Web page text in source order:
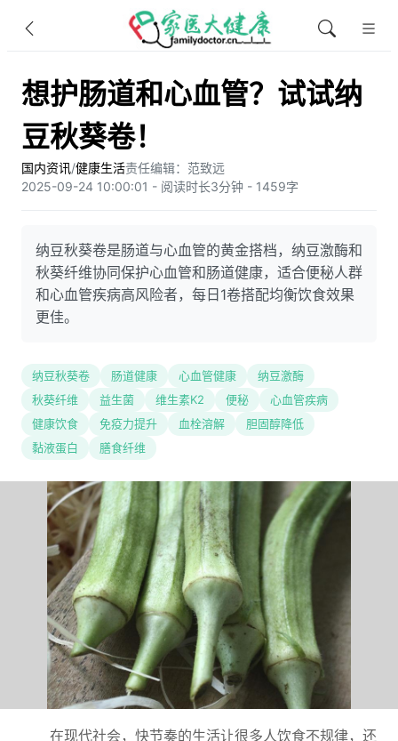
想护肠道和心血管？试试纳
豆秋葵卷！
国内资讯/健康生活责任编辑：范致远
2025-09-24 10:00:01 - 阅读时长3分钟 - 1459字
纳豆秋葵卷是肠道与心血管的黄金搭档，纳豆激酶和
秋葵纤维协同保护心血管和肠道健康，适合便秘人群
和心血管疾病高风险者，每日1卷搭配均衡饮食效果
更佳。
纳豆秋葵卷 肠道健康 心血管健康
纳豆激酶
秋葵纤维
益生菌 维生素K2 便秘
心血管疾病
健康饮食
免疫力提升 血栓溶解
胆固醇降低
黏液蛋白
膳食纤维
在现代社会，快节奏的生活让很多人饮食不规律，还